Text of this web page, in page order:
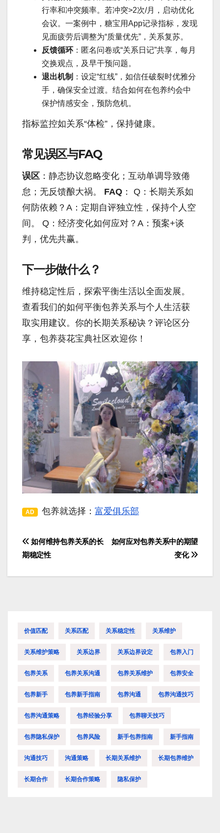
行率和冲突频率。若冲突>2次/月，启动优化
会议。一案例中，糖宝用App记录指标，发现
见面疲劳后调整为“质量优先”，关系复苏。
反馈循环 ：匿名问卷或“关系日记”共享，每月
交换观点，及早干预问题。
退出机制 ：设定“红线”，如信任破裂时优雅分
手，确保安全过渡。结合如何在包养约会中
保护情感安全，预防危机。
指标监控如关系“体检”，保持健康。
常见误区与FAQ
误区 ：静态协议忽略变化；互动单调导致倦
怠；无反馈酿大祸。 FAQ ： Q：长期关系如
何防依赖？A：定期自评独立性，保持个人空
间。 Q：经济变化如何应对？A：预案+谈
判，优先共赢。
下一步做什么？
维持稳定性后，探索平衡生活以全面发展。
查看我们的如何平衡包养关系与个人生活获
取实用建议。你的长期关系秘诀？评论区分
享，包养葵花宝典社区欢迎你！
AD 包养就选择： 富爱俱乐部
文
导
如何应对包养关系中的期望
变化
如何维持包养关系的长
期稳定性
价值匹配 关系匹配 关系稳定性 关系维护
关系维护策略 关系边界 关系边界设定 包养入门
包养关系 包养关系沟通 包养关系维护 包养安全
包养新手 包养新手指南 包养沟通 包养沟通技巧
包养沟通策略 包养经验分享 包养聊天技巧
包养隐私保护 包养风险 新手包养指南 新手指南
沟通技巧 沟通策略 长期关系维护 长期包养维护
长期合作 长期合作策略 隐私保护